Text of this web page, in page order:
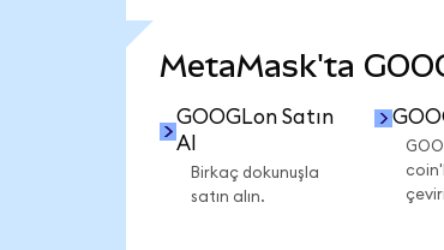
MetaMask'ta
GOOGLon Satın
Al
Birkaç dokunuşla
satın alın.